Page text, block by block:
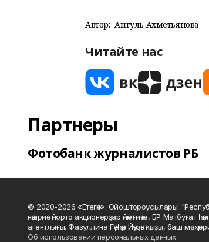
Автор: Айгуль Ахметьянова
Читайте нас
Партнеры
Фотобанк журналистов РБ
© 2020-2026 «Етегән». Ойоштороусылары:
нәшриәт йорто акционерҙар йәмғиәте, БР Матбуғат
агентлығы. Фазуллина Гәүһәр Йәүҙәт ҡыҙы, баш
Об использовании персональных данных